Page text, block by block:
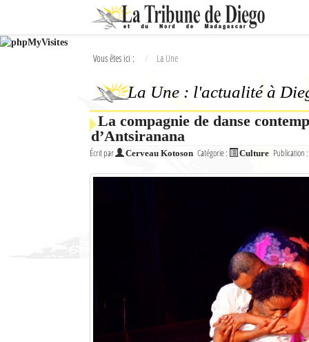
Ok
L'actualité à Diego Suarez
Vous êtes ici : La Une
La Une : l'actualité à
La compagnie de danse
d’Antsiranana
Écrit par Cerveau Kotoson Catégorie : Culture Publication :